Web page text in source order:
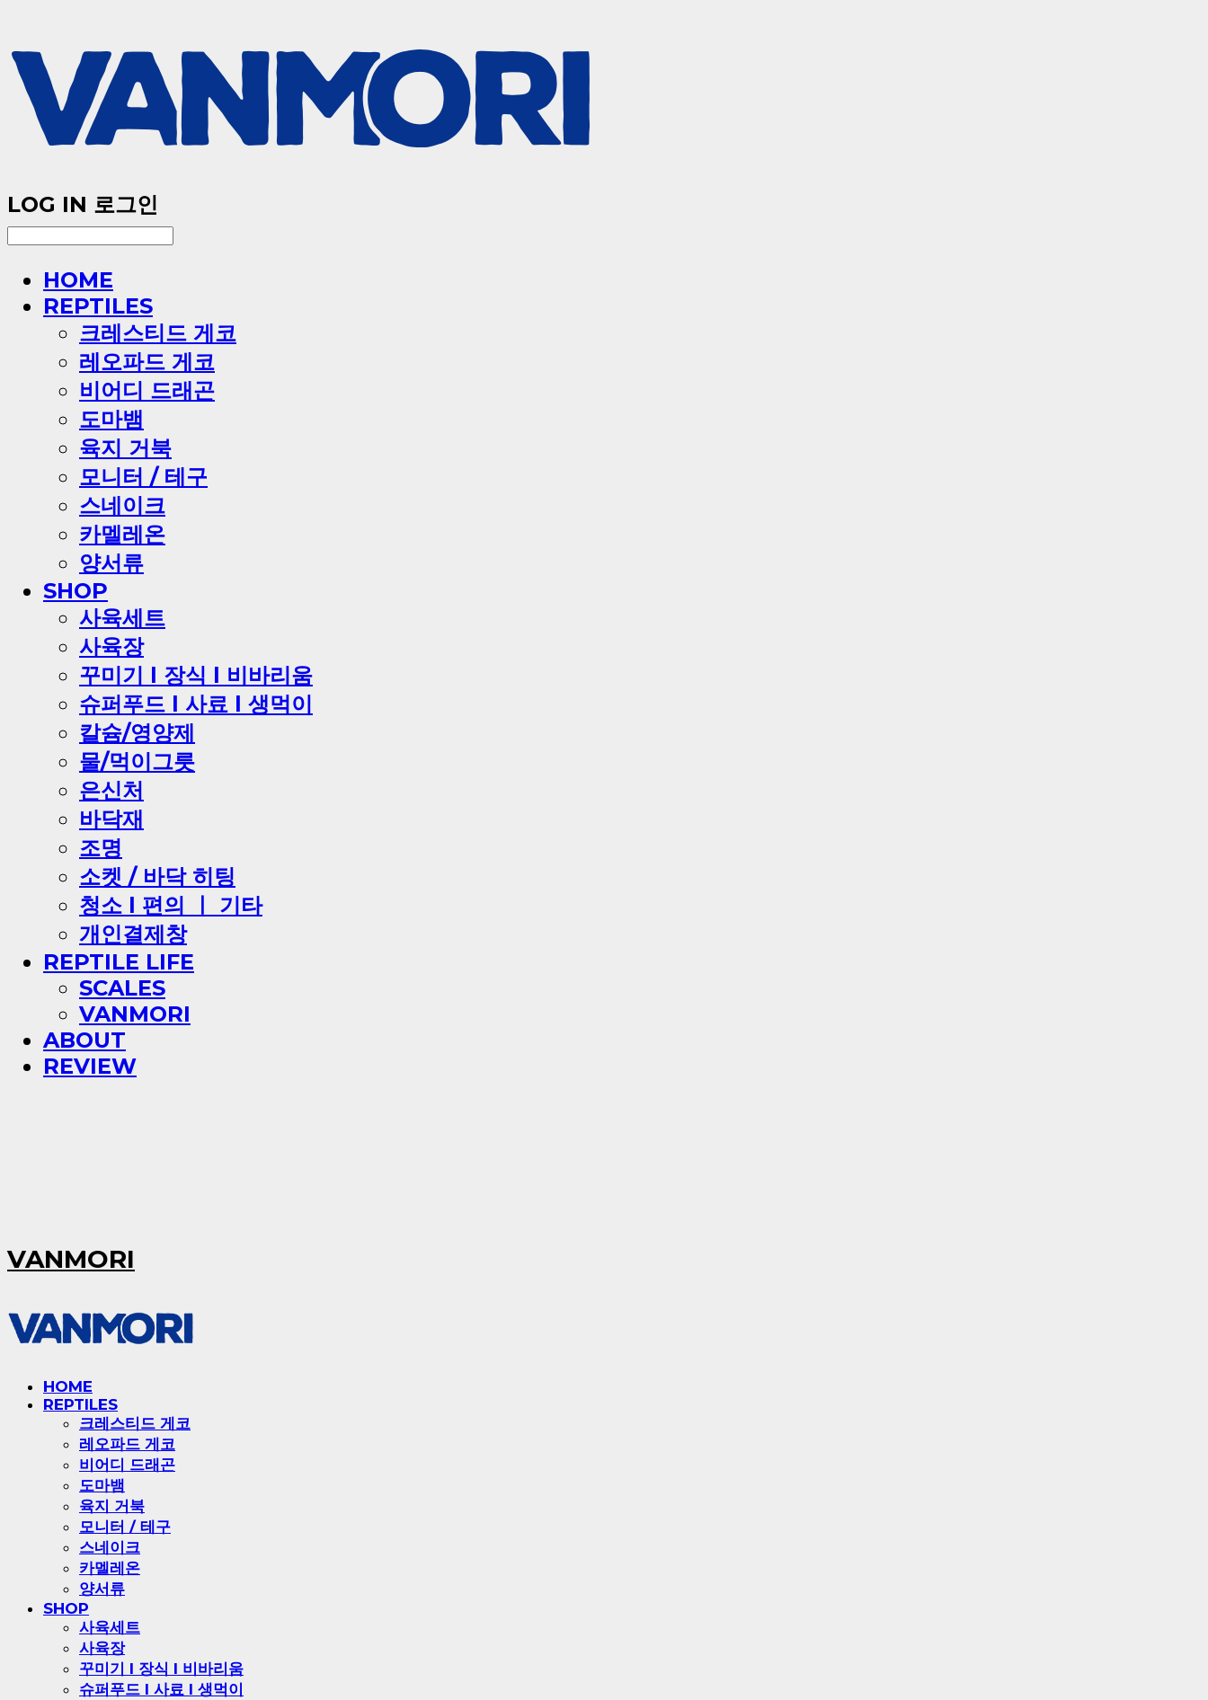
LOG IN 로그인
HOME
REPTILES
크레스티드 게코
레오파드 게코
비어디 드래곤
도마뱀
육지 거북
모니터 / 테구
스네이크
카멜레온
양서류
SHOP
사육세트
사육장
꾸미기 l 장식 l 비바리움
슈퍼푸드 l 사료 l 생먹이
칼슘/영양제
물/먹이그릇
은신처
바닥재
조명
소켓 / 바닥 히팅
청소 l 편의 ㅣ 기타
개인결제창
REPTILE LIFE
SCALES
VANMORI
ABOUT
REVIEW
VANMORI
HOME
REPTILES
크레스티드 게코
레오파드 게코
비어디 드래곤
도마뱀
육지 거북
모니터 / 테구
스네이크
카멜레온
양서류
SHOP
사육세트
사육장
꾸미기 l 장식 l 비바리움
슈퍼푸드 l 사료 l 생먹이